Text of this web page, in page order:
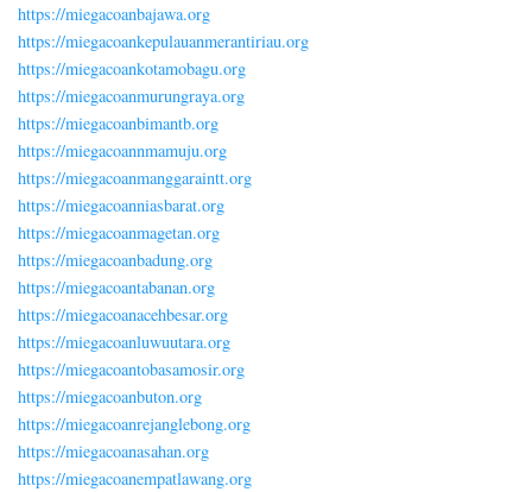
https://miegacoanbajawa.org
https://miegacoankepulauanmerantiriau.org
https://miegacoankotamobagu.org
https://miegacoanmurungraya.org
https://miegacoanbimantb.org
https://miegacoannmamuju.org
https://miegacoanmanggaraintt.org
https://miegacoanniasbarat.org
https://miegacoanmagetan.org
https://miegacoanbadung.org
https://miegacoantabanan.org
https://miegacoanacehbesar.org
https://miegacoanluwuutara.org
https://miegacoantobasamosir.org
https://miegacoanbuton.org
https://miegacoanrejanglebong.org
https://miegacoanasahan.org
https://miegacoanempatlawang.org